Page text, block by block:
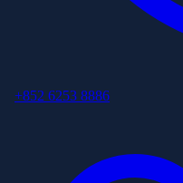
+852 6253 8886